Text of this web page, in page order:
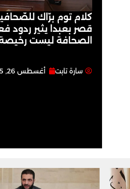
كلام توم برّاك
قصر بعبدا يثير ردود
الصحافة ليست
سارة تابت أغسطس 26, 2025